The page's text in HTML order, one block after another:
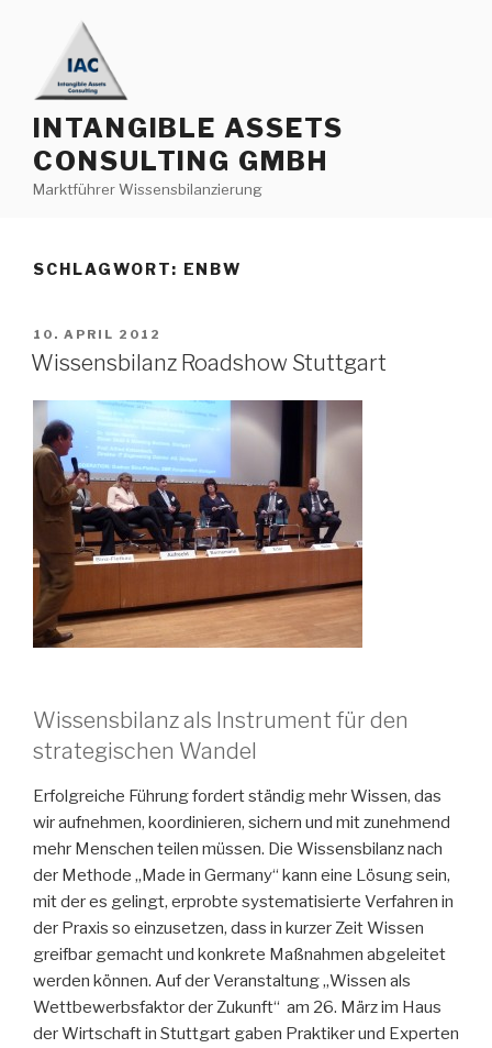
springen
INTANGIBLE ASSETS
CONSULTING GMBH
Marktführer Wissensbilanzierung
SCHLAGWORT: ENBW
VERÖFFENTLICHT
AM
10. APRIL 2012
Wissensbilanz Roadshow Stuttgart
Wissensbilanz als Instrument für den
strategischen Wandel
Erfolgreiche Führung fordert ständig mehr Wissen, das
wir aufnehmen, koordinieren, sichern und mit zunehmend
mehr Menschen teilen müssen. Die Wissensbilanz nach
der Methode „Made in Germany“ kann eine Lösung sein,
mit der es gelingt, erprobte systematisierte Verfahren in
der Praxis so einzusetzen, dass in kurzer Zeit Wissen
greifbar gemacht und konkrete Maßnahmen abgeleitet
werden können. Auf der Veranstaltung „Wissen als
Wettbewerbsfaktor der Zukunft“ am 26. März im Haus
der Wirtschaft in Stuttgart gaben Praktiker und Experten